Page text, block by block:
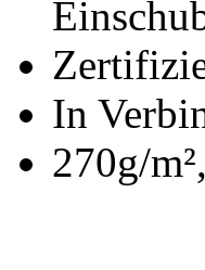
In
270g/